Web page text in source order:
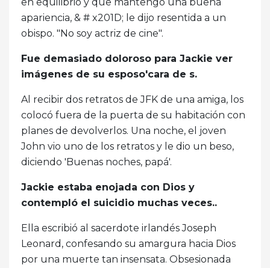
apariencia, & # x201D; le dijo resentida a un
obispo. "No soy actriz de cine".
Fue demasiado doloroso para Jackie ver
imágenes de su esposo'cara de s.
Al recibir dos retratos de JFK de una amiga, los
colocó fuera de la puerta de su habitación con
planes de devolverlos. Una noche, el joven
John vio uno de los retratos y le dio un beso,
diciendo 'Buenas noches, papá'.
Jackie estaba enojada con Dios y
contempló el suicidio muchas veces..
Ella escribió al sacerdote irlandés Joseph
Leonard, confesando su amargura hacia Dios
por una muerte tan insensata. Obsesionada